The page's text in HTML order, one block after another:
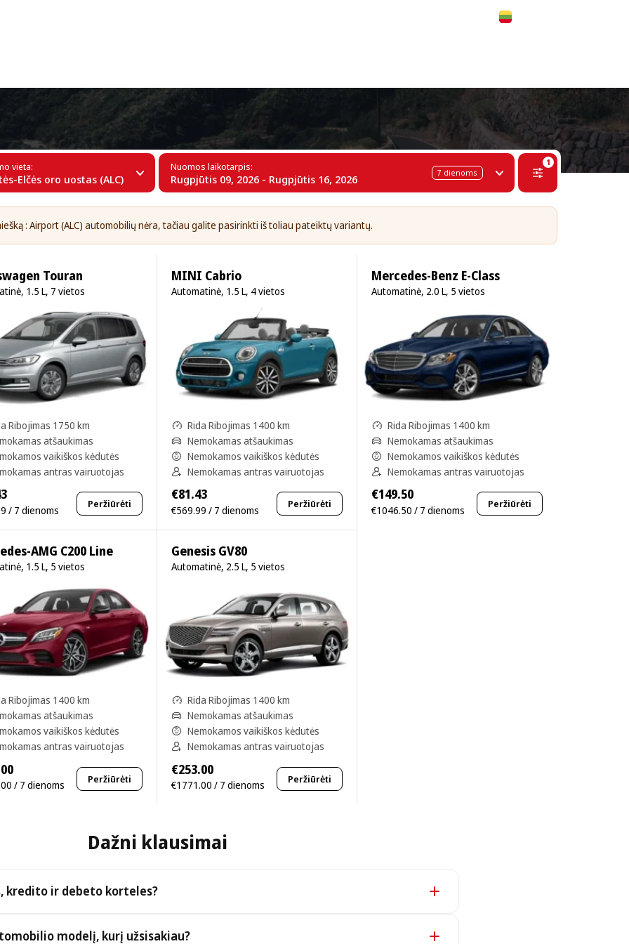
vieta:
Elčės oro uostas (ALC)
Nuomos laikotarpis:
Rugpjūtis 09, 2026 - Rugpjūtis 16, 2026 7 dienoms
1
: Airport (ALC) automobilių nėra, tačiau galite pasirinkti iš toliau pateiktų variantų.
Touran
1.5 L, 7 vietos
Ribojimas 1750 km
atšaukimas
vaikiškos kėdutės
antras vairuotojas
/ 7 dienoms Peržiūrėti
MINI Cabrio
Automatinė, 1.5 L, 4 vietos
Rida Ribojimas 1400 km
Nemokamas atšaukimas
Nemokamos vaikiškos kėdutės
Nemokamas antras vairuotojas
€81.43
€569.99 / 7 dienoms Peržiūrėti
Mercedes-Benz E-Class
Automatinė, 2.0 L, 5 vietos
Rida Ribojimas 1400 km
Nemokamas atšaukimas
Nemokamos vaikiškos kėdutės
Nemokamas antras vairuotojas
€149.50
€1046.50 / 7 dienoms Peržiūrėti
AMG C200 Line
1.5 L, 5 vietos
Ribojimas 1400 km
atšaukimas
vaikiškos kėdutės
antras vairuotojas
/ 7 dienoms Peržiūrėti
Genesis GV80
Automatinė, 2.5 L, 5 vietos
Rida Ribojimas 1400 km
Nemokamas atšaukimas
Nemokamos vaikiškos kėdutės
Nemokamas antras vairuotojas
€253.00
€1771.00 / 7 dienoms Peržiūrėti
Dažni klausimai
kredito ir debeto korteles?
modelį, kurį užsisakiau?